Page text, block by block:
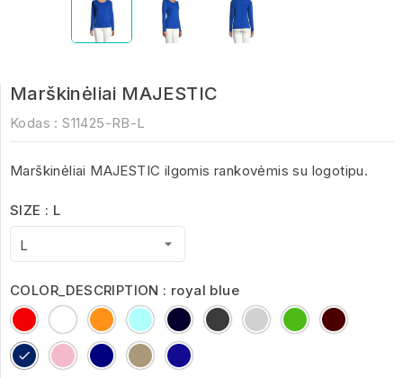
Marškinėliai MAJESTIC
Kodas : S11425-RB-L
Marškinėliai MAJESTIC ilgomis rankovėmis su logotipu.
SIZE : L
COLOR_DESCRIPTION : royal blue
Red
WhiteOrangeAqua Deep
Black
Dark
Grey
Grey
Melange
kelly
green
oxblood
royal
blue
Orchid
Pink
Navy Khaki Ultramarine